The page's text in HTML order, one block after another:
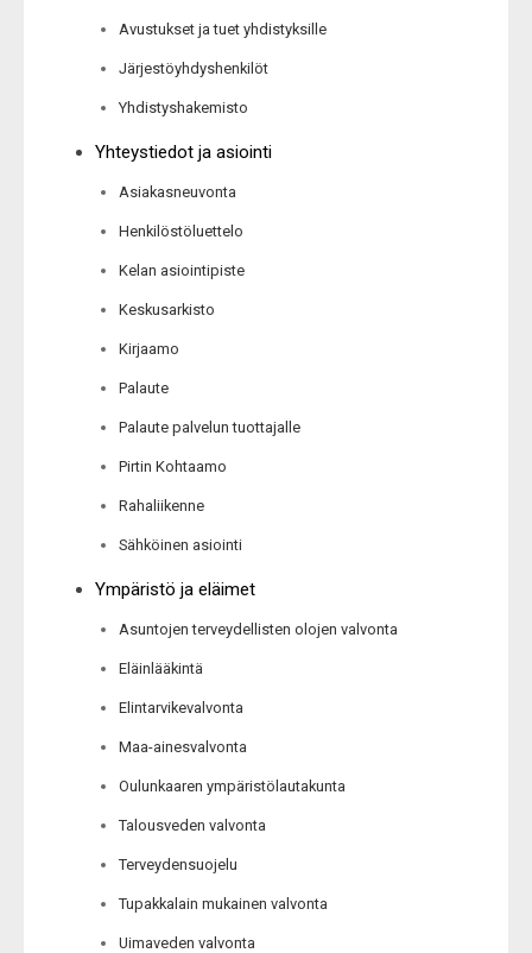
Avustukset ja tuet yhdistyksille
Järjestöyhdyshenkilöt
Yhdistyshakemisto
Yhteystiedot ja asiointi
Asiakasneuvonta
Henkilöstöluettelo
Kelan asiointipiste
Keskusarkisto
Kirjaamo
Palaute
Palaute palvelun tuottajalle
Pirtin Kohtaamo
Rahaliikenne
Sähköinen asiointi
Ympäristö ja eläimet
Asuntojen terveydellisten olojen valvonta
Eläinlääkintä
Elintarvikevalvonta
Maa-ainesvalvonta
Oulunkaaren ympäristölautakunta
Talousveden valvonta
Terveydensuojelu
Tupakkalain mukainen valvonta
Uimaveden valvonta